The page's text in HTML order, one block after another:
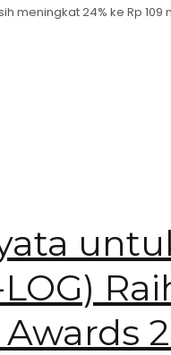
meningkat 24% ke Rp